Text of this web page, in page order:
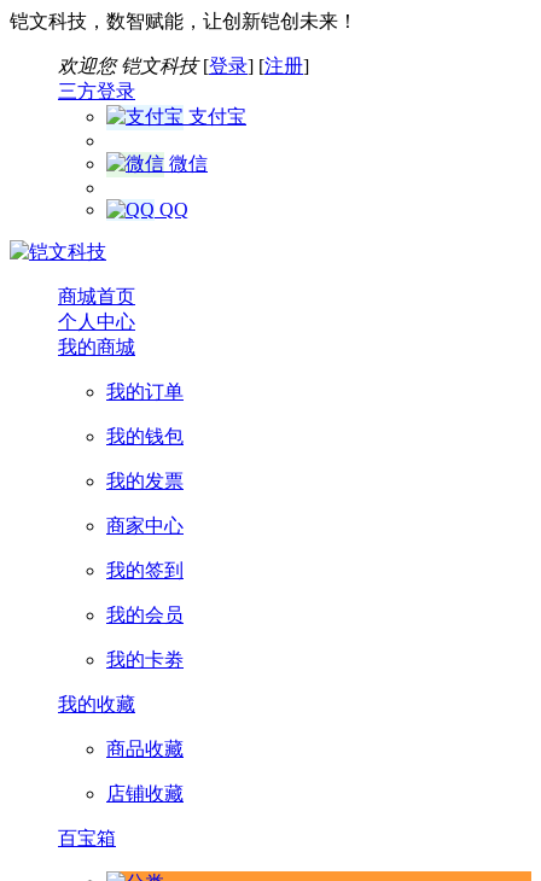
铠文科技，数智赋能，让创新铠创未来！
欢迎您 铠文科技[登录] [注册]
三方登录
支付宝
微信
QQ
商城首页
个人中心
我的商城
我的订单
我的钱包
我的发票
商家中心
我的签到
我的会员
我的卡劵
我的收藏
商品收藏
店铺收藏
百宝箱